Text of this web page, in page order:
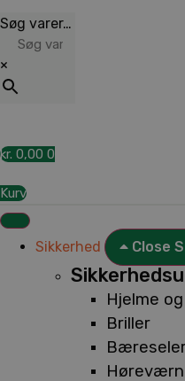
Søg varer…
×
kr. 0,00 0
Kurv
Sikkerhed Close
Hjelme
Briller
Høreværn